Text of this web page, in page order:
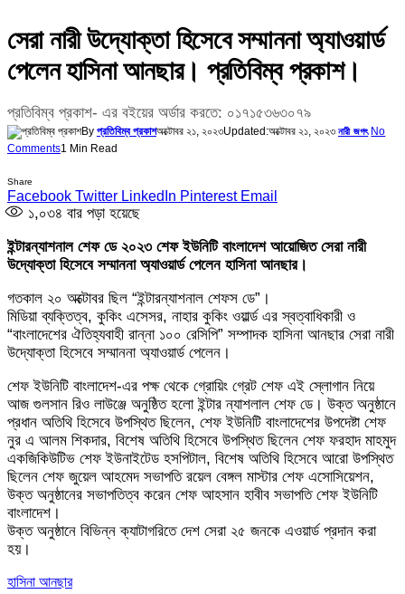
সেরা নারী উদ্যোক্তা হিসেবে সম্মাননা অ্যাওয়ার্ড
পেলেন হাসিনা আনছার। প্রতিবিম্ব প্রকাশ।
প্রতিবিম্ব প্রকাশ- এর বইয়ের অর্ডার করতে: ০১৭১৫৩৬৩০৭৯
By প্রতিবিম্ব প্রকাশঅক্টোবর ২১, ২০২৩Updated:অক্টোবর ২১, ২০২৩ নারী জগৎ No
Comments1 Min Read
Share
Facebook Twitter LinkedIn Pinterest Email
১,০৩৪ বার পড়া হয়েছে
ইন্টারন্যাশনাল শেফ ডে ২০২৩ শেফ ইউনিটি বাংলাদেশ আয়োজিত সেরা নারী
উদ্যোক্তা হিসেবে সম্মাননা অ্যাওয়ার্ড পেলেন হাসিনা আনছার।
গতকাল ২০ অক্টোবর ছিল “ইন্টারন্যাশনাল শেফস ডে”।
মিডিয়া ব্যক্তিত্ব, কুকিং এসেসর, নাহার কুকিং ওয়ার্ল্ড এর স্বত্বাধিকারী ও
“বাংলাদেশের ঐতিহ্যবাহী রান্না ১০০ রেসিপি” সম্পাদক হাসিনা আনছার সেরা নারী
উদ্যোক্তা হিসেবে সম্মাননা অ্যাওয়ার্ড পেলেন।
শেফ ইউনিটি বাংলাদেশ-এর পক্ষ থেকে গ্রোয়িং গ্রেট শেফ এই স্লোগান নিয়ে
আজ গুলসান রিও লাউঞ্জে অনুষ্ঠিত হলো ইন্টার ন্যাশলাল শেফ ডে। উক্ত অনুষ্ঠানে
প্রধান অতিথি হিসেবে উপস্থিত ছিলেন, শেফ ইউনিটি বাংলাদেশের উপদেষ্টা শেফ
নুর এ আলম শিকদার, বিশেষ অতিথি হিসেবে উপস্থিত ছিলেন শেফ ফরহাদ মাহমুদ
একজিকিউটিভ শেফ ইউনাইটেড হসপিটাল, বিশেষ অতিথি হিসেবে আরো উপস্থিত
ছিলেন শেফ জুয়েল আহমেদ সভাপতি রয়েল বেঙ্গল মাস্টার শেফ এসোসিয়েশন,
উক্ত অনুষ্ঠানের সভাপতিত্ব করেন শেফ আহসান হাবীব সভাপতি শেফ ইউনিটি
বাংলাদেশ।
উক্ত অনুষ্ঠানে বিভিন্ন ক্যাটাগরিতে দেশ সেরা ২৫ জনকে এওয়ার্ড প্রদান করা
হয়।
হাসিনা আনছার